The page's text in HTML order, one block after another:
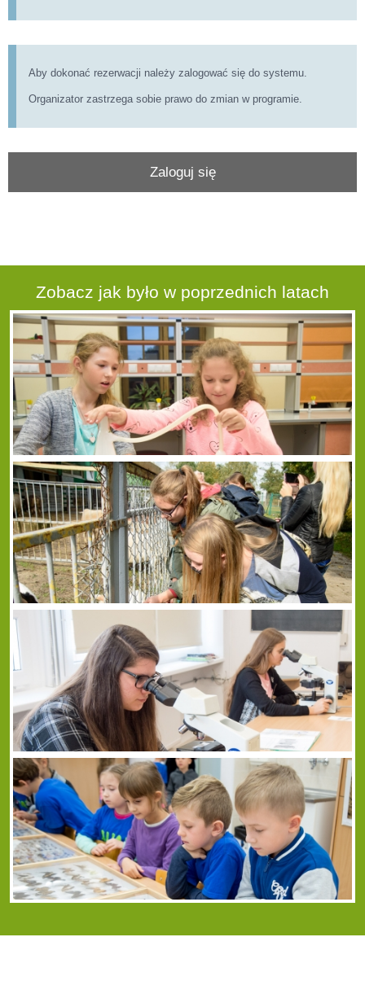
Aby dokonać rezerwacji należy zalogować się do systemu.
Organizator zastrzega sobie prawo do zmian w programie.
Zaloguj się
Zobacz jak było w poprzednich latach